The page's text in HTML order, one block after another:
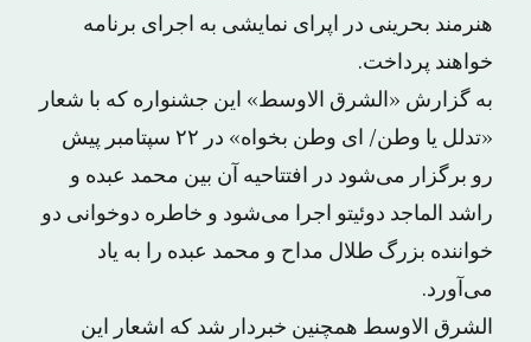
هنرمند بحرینی در اپرای نمایشی به اجرای برنامه
خواهند پرداخت.
به گزارش «الشرق الاوسط» این جشنواره که با شعار
«تدلل یا وطن/ ای وطن بخواه» در ۲۲ سپتامبر پیش
رو برگزار می‌شود در افتتاحیه آن بین محمد عبده و
راشد الماجد دوئیتو اجرا می‌شود و خاطره دوخوانی دو
خواننده بزرگ طلال مداح و محمد عبده را به یاد
می‌آورد.
الشرق الاوسط همچنین خبردار شد که اشعار این